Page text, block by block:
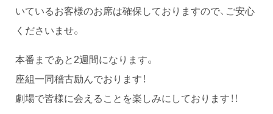
いているお客様のお席は確保しておりますので、ご安心
くださいませ。
本番まであと2週間になります。
座組一同稽古励んでおります！
劇場で皆様に会えることを楽しみにしております！！